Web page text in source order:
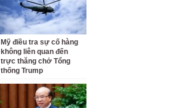
Mỹ điều tra sự cố hàng
không liên quan đến
trực thăng chở Tổng
thống Trump